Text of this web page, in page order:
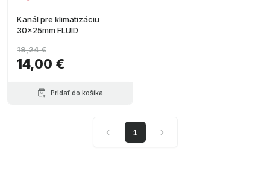
Kanál pre klimatizáciu
30x25mm FLUID
14,00 €
19,24 €
Pridať do košíka
1